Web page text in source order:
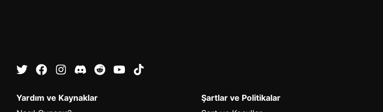
Yardım ve Kaynaklar
Şartlar ve Politikalar